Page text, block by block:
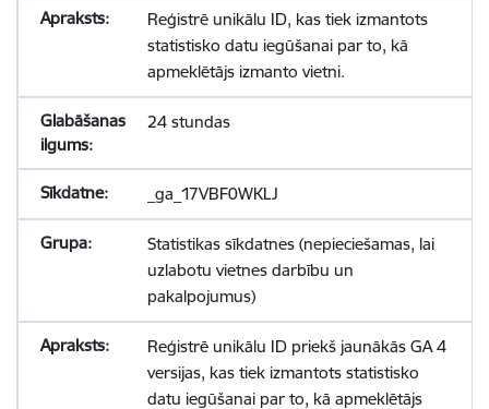
Reģistrē unikālu ID, kas tiek izmantots
statistisko datu iegūšanai par to, kā
apmeklētājs izmanto vietni.
24 stundas
_ga_17VBF0WKLJ
Statistikas sīkdatnes (nepieciešamas, lai
uzlabotu vietnes darbību un
pakalpojumus)
Reģistrē unikālu ID priekš jaunākās GA 4
versijas, kas tiek izmantots statistisko
datu iegūšanai par to, kā apmeklētājs